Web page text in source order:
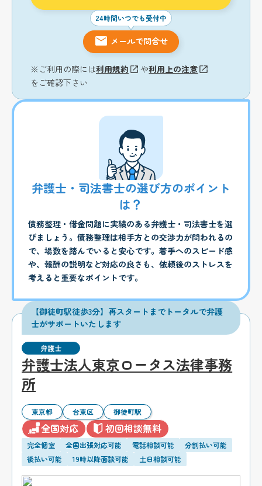
24時間いつでも受付中
メールで問合せ
※ご利用の際には利用規約 や利用上の注意
をご確認下さい
弁護士・司法書士の選び方のポイント
は？
債務整理・借金問題に実績のある弁護士・司法書士を選
びましょう。債務整理は相手方との交渉力が問われるの
で、場数を踏んでいると安心です。着手へのスピード感
や、報酬の説明など対応の良さも、依頼後のストレスを
考えると重要なポイントです。
【御徒町駅徒歩3分】再スタートまでトータルで弁護
士がサポートいたします
弁護士
弁護士法人東京ロータス法律事務
所
東京都 台東区 御徒町駅
全国対応 初回相談無料
完全個室 全国出張対応可能 電話相談可能
分割払い可能
後払い可能
19時以降面談可能 土日相談可能